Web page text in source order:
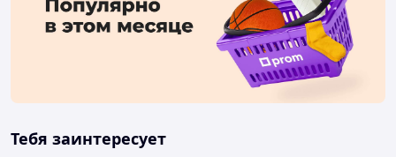
Тебя заинтересует